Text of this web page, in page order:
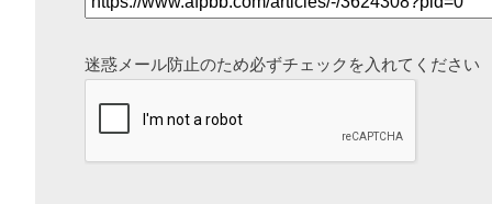
迷惑メール防止のため必ずチェックを入れてください